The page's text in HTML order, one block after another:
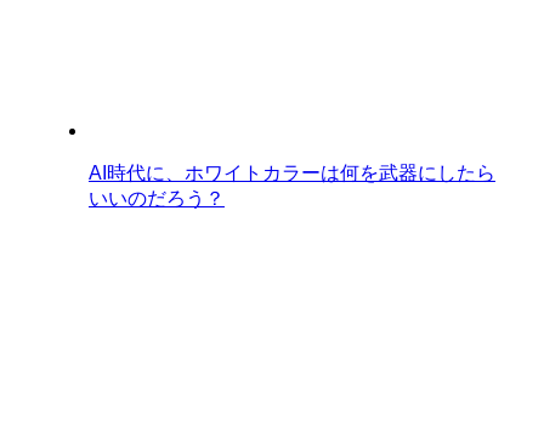
AI時代に、ホワイトカラーは何を武器にしたら
いいのだろう？